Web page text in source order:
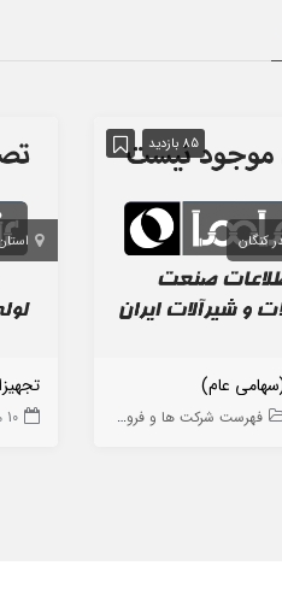
85 بازدید
کنگان
عام)
فهرست شرکت ها و فروشگاه ها 10 ماه قبل